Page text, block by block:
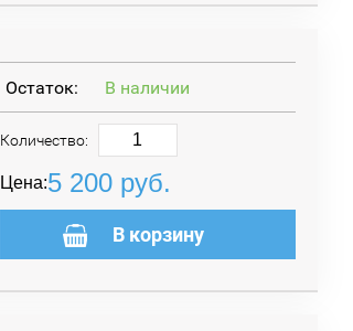
Цена:5 200руб.
Остаток: В наличии
Количество:
В корзину